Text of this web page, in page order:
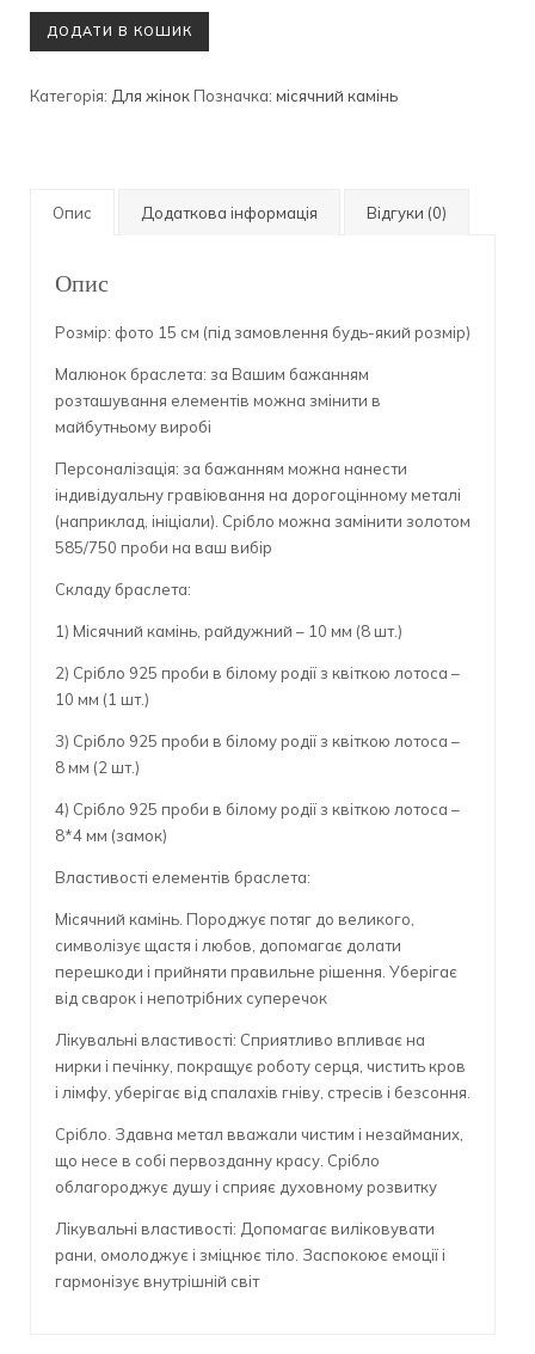
ДОДАТИ В КОШИК
Категорія: Для жінок Позначка: місячний камінь
Опис Додаткова інформація Відгуки (0)
Опис
Розмір: фото 15 см (під замовлення будь-який розмір)
Малюнок браслета: за Вашим бажанням
розташування елементів можна змінити в
майбутньому виробі
Персоналізація: за бажанням можна нанести
індивідуальну гравіювання на дорогоцінному металі
(наприклад, ініціали). Срібло можна замінити золотом
585/750 проби на ваш вибір
Складу браслета:
1) Місячний камінь, райдужний – 10 мм (8 шт.)
2) Срібло 925 проби в білому родії з квіткою лотоса –
10 мм (1 шт.)
3) Срібло 925 проби в білому родії з квіткою лотоса –
8 мм (2 шт.)
4) Срібло 925 проби в білому родії з квіткою лотоса –
8*4 мм (замок)
Властивості елементів браслета:
Місячний камінь. Породжує потяг до великого,
символізує щастя і любов, допомагає долати
перешкоди і прийняти правильне рішення. Уберігає
від сварок і непотрібних суперечок
Лікувальні властивості: Сприятливо впливає на
нирки і печінку, покращує роботу серця, чистить кров
і лімфу, уберігає від спалахів гніву, стресів і безсоння.
Срібло. Здавна метал вважали чистим і незайманих,
що несе в собі первозданну красу. Срібло
облагороджує душу і сприяє духовному розвитку
Лікувальні властивості: Допомагає виліковувати
рани, омолоджує і зміцнює тіло. Заспокоює емоції і
гармонізує внутрішній світ